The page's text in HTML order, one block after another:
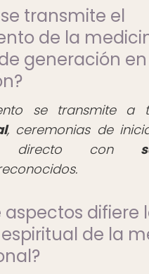
transmite el
de la
generación en
se transmite a
, ceremonias de
directo con
aspectos difiere
de la